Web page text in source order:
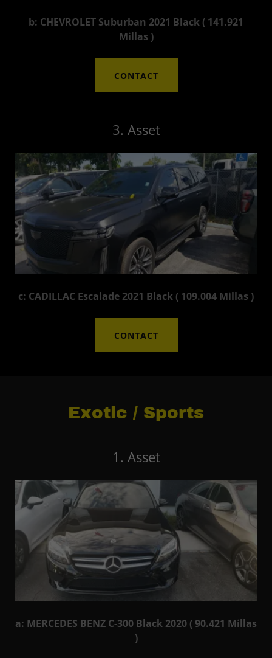
b: CHEVROLET Suburban 2021 Black ( 141.921
Millas )
CONTACT
3. Asset
c: CADILLAC Escalade 2021 Black ( 109.004 Millas )
CONTACT
Exotic / Sports
1. Asset
a: MERCEDES BENZ C-300 Black 2020 ( 90.421 Millas
)